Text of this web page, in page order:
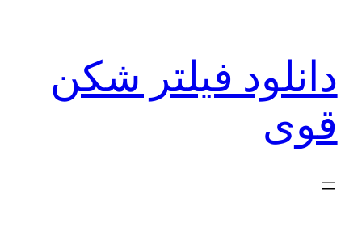
دانلود فیلتر شکن
قوی